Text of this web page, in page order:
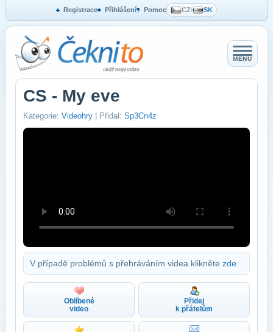
Registrace Přihlášení Pomoc CZ/ SK
MENU
CS - My eve
Kategorie: Videohry | Přidal: Sp3Cn4z
V případě problémů s přehráváním videa klikněte zde
Oblíbené
video
Přidej
k přátelům